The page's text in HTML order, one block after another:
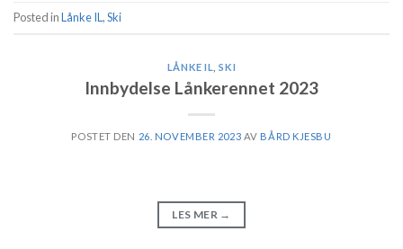
Posted inLånke IL,Ski
LÅNKE IL ,SKI
Innbydelse Lånkerennet 2023
POSTET DEN 26. NOVEMBER 2023 AV BÅRD KJESBU
LES MER →